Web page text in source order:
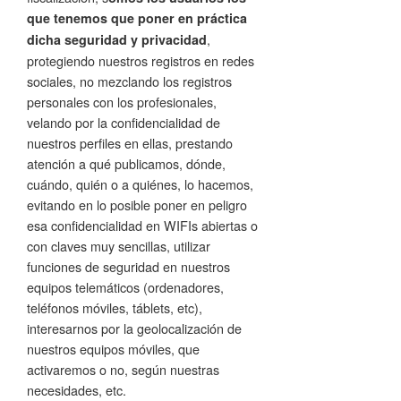
que tenemos que poner en práctica
dicha seguridad y privacidad,
protegiendo nuestros registros en redes
sociales, no mezclando los registros
personales con los profesionales,
velando por la confidencialidad de
nuestros perfiles en ellas, prestando
atención a qué publicamos, dónde,
cuándo, quién o a quiénes, lo hacemos,
evitando en lo posible poner en peligro
esa confidencialidad en WIFIs abiertas o
con claves muy sencillas, utilizar
funciones de seguridad en nuestros
equipos telemáticos (ordenadores,
teléfonos móviles, táblets, etc),
interesarnos por la geolocalización de
nuestros equipos móviles, que
activaremos o no, según nuestras
necesidades, etc.